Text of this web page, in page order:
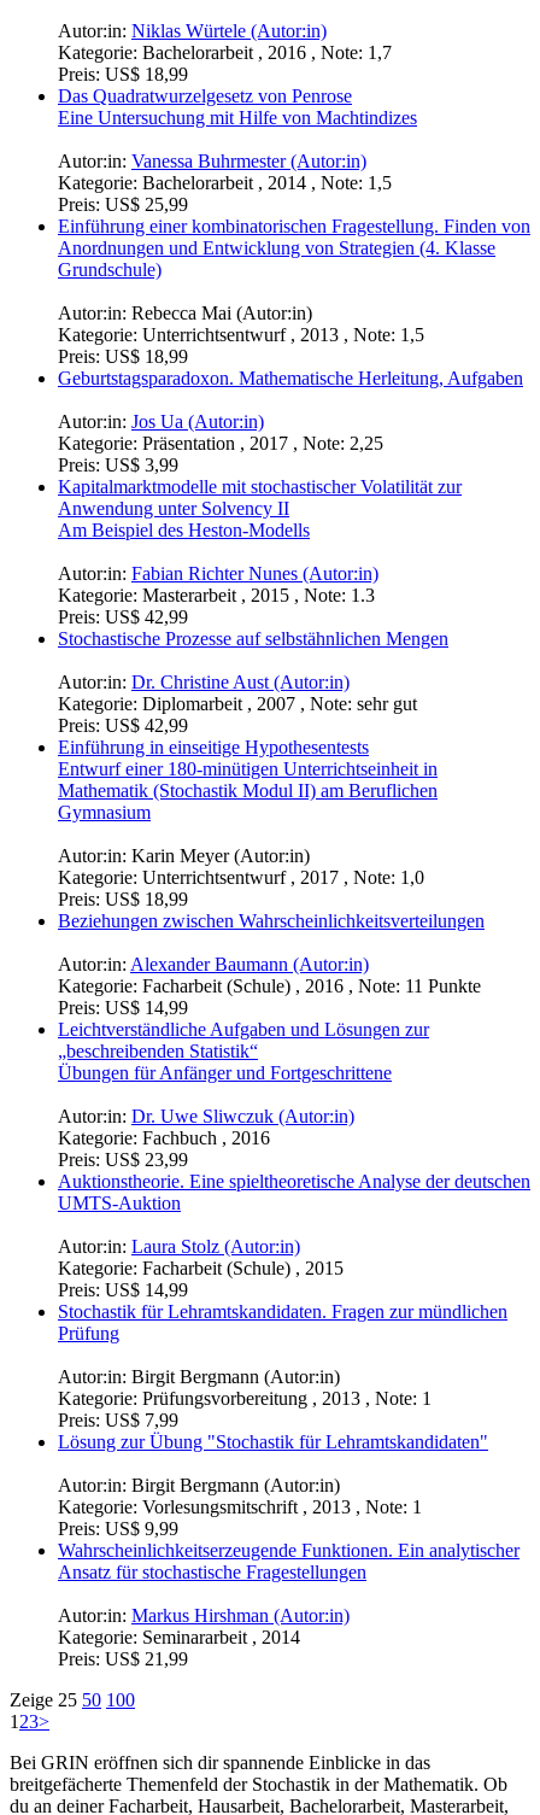
Autor:in: Niklas Würtele (Autor:in)
Kategorie: Bachelorarbeit , 2016 , Note: 1,7
Preis: US$ 18,99
Das Quadratwurzelgesetz von Penrose
Eine Untersuchung mit Hilfe von Machtindizes
Autor:in: Vanessa Buhrmester (Autor:in)
Kategorie: Bachelorarbeit , 2014 , Note: 1,5
Preis: US$ 25,99
Einführung einer kombinatorischen Fragestellung. Finden von
Anordnungen und Entwicklung von Strategien (4. Klasse
Grundschule)
Autor:in: Rebecca Mai (Autor:in)
Kategorie: Unterrichtsentwurf , 2013 , Note: 1,5
Preis: US$ 18,99
Geburtstagsparadoxon. Mathematische Herleitung, Aufgaben
Autor:in: Jos Ua (Autor:in)
Kategorie: Präsentation , 2017 , Note: 2,25
Preis: US$ 3,99
Kapitalmarktmodelle mit stochastischer Volatilität zur
Anwendung unter Solvency II
Am Beispiel des Heston-Modells
Autor:in: Fabian Richter Nunes (Autor:in)
Kategorie: Masterarbeit , 2015 , Note: 1.3
Preis: US$ 42,99
Stochastische Prozesse auf selbstähnlichen Mengen
Autor:in: Dr. Christine Aust (Autor:in)
Kategorie: Diplomarbeit , 2007 , Note: sehr gut
Preis: US$ 42,99
Einführung in einseitige Hypothesentests
Entwurf einer 180-minütigen Unterrichtseinheit in
Mathematik (Stochastik Modul II) am Beruflichen
Gymnasium
Autor:in: Karin Meyer (Autor:in)
Kategorie: Unterrichtsentwurf , 2017 , Note: 1,0
Preis: US$ 18,99
Beziehungen zwischen Wahrscheinlichkeitsverteilungen
Autor:in: Alexander Baumann (Autor:in)
Kategorie: Facharbeit (Schule) , 2016 , Note: 11 Punkte
Preis: US$ 14,99
Leichtverständliche Aufgaben und Lösungen zur
„beschreibenden Statistik“
Übungen für Anfänger und Fortgeschrittene
Autor:in: Dr. Uwe Sliwczuk (Autor:in)
Kategorie: Fachbuch , 2016
Preis: US$ 23,99
Auktionstheorie. Eine spieltheoretische Analyse der deutschen
UMTS-Auktion
Autor:in: Laura Stolz (Autor:in)
Kategorie: Facharbeit (Schule) , 2015
Preis: US$ 14,99
Stochastik für Lehramtskandidaten. Fragen zur mündlichen
Prüfung
Autor:in: Birgit Bergmann (Autor:in)
Kategorie: Prüfungsvorbereitung , 2013 , Note: 1
Preis: US$ 7,99
Lösung zur Übung "Stochastik für Lehramtskandidaten"
Autor:in: Birgit Bergmann (Autor:in)
Kategorie: Vorlesungsmitschrift , 2013 , Note: 1
Preis: US$ 9,99
Wahrscheinlichkeitserzeugende Funktionen. Ein analytischer
Ansatz für stochastische Fragestellungen
Autor:in: Markus Hirshman (Autor:in)
Kategorie: Seminararbeit , 2014
Preis: US$ 21,99
Zeige 25 50 100
1 23>
Bei GRIN eröffnen sich dir spannende Einblicke in das
breitgefächerte Themenfeld der Stochastik in der Mathematik. Ob
du an deiner Facharbeit, Hausarbeit, Bachelorarbeit, Masterarbeit,